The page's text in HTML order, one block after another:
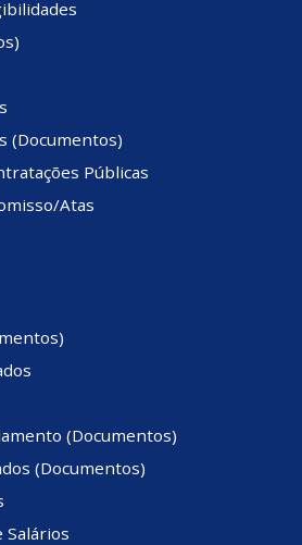
(Documentos)
Públicas
Atas
(Documentos)
(Documentos)
Salários